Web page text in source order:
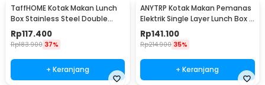
TaffHOME Kotak Makan Lunch
Box Stainless Steel Double
Layer 1.4L Grid 4 - J274
Rp117.400
Rp183.900 37%
+ Keranjang
ANYTRP Kotak Makan Pemanas
Elektrik Single Layer Lunch Box 2
Bowl 1.2L - DFH-C01
Rp141.100
Rp214.900 35%
+ Keranjang